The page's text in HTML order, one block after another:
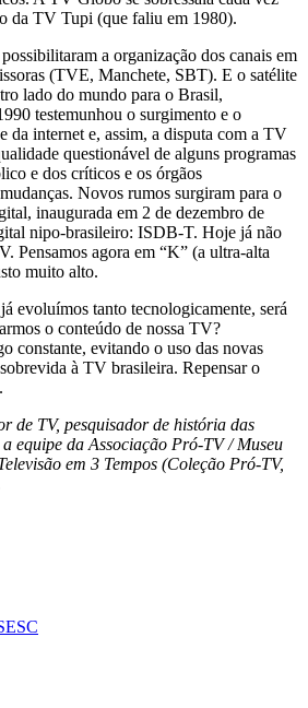
da TV Tupi (que faliu em 1980).
a organização dos canais em
(TVE, Manchete, SBT). E o satélite
lado do mundo para o Brasil,
testemunhou o surgimento e o
da internet e, assim, a disputa com a TV
questionável de alguns programas
e dos críticos e os órgãos
Novos rumos surgiram para o
inaugurada em 2 de dezembro de
nipo-brasileiro: ISDB-T. Hoje já não
Pensamos agora em “K” (a ultra-alta
muito alto.
evoluímos tanto tecnologicamente, será
o conteúdo de nossa TV?
constante, evitando o uso das novas
à TV brasileira. Repensar o
de TV, pesquisador de história das
equipe da Associação Pró-TV / Museu
em 3 Tempos (Coleção Pró-TV,